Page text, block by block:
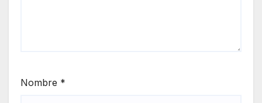
Nombre *